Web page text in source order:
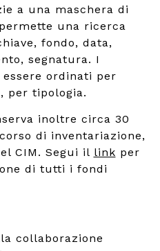
a una maschera di
una ricerca
fondo, data,
segnatura. I
ordinati per
per tipologia.
inoltre circa 30
di inventariazione,
CIM. Segui il link per
di tutti i fondi
collaborazione